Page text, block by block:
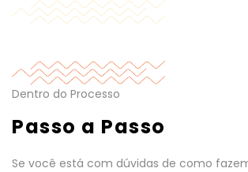
Dentro do Processo
Passo a Passo
Se você está com dúvidas de como